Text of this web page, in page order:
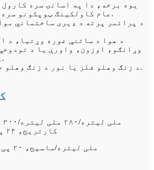
عام کاولکینګ ټوپکونو سره ایستل کیدی شي.
وړانګو، اوزون، واورې یا د
وړاندې مقاومت.
۴. د زنګ وهلو فلز یا نور د زنګ وهلو حساس مواد نه.
کارتریج، ۲۴ پی سیز/کارترین
۵۹۰ ملی لیتره/ساسیج، ۲۰ پی سیز/کارټن